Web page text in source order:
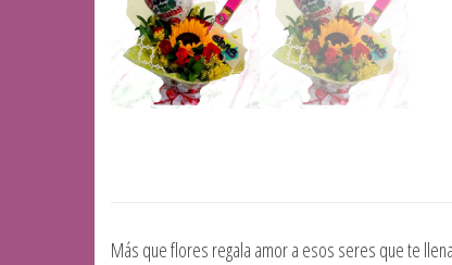
Más que flores regala amor a esos seres que te